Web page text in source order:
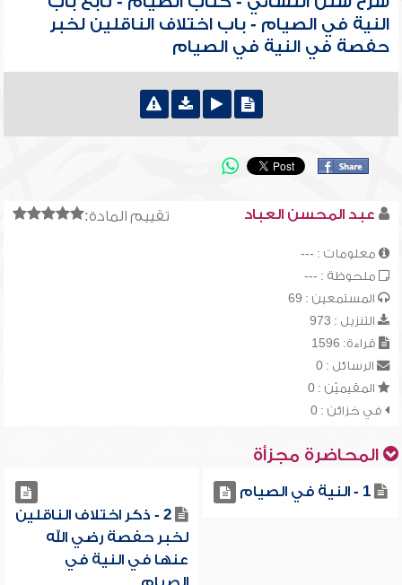
النية في الصيام - باب اختلاف الناقلين لخبر
حفصة في النية في الصيام
تقييم المادة: عبد المحسن العباد
معلومات : ---
ملحوظة : ---
المستمعين : 69
التنزيل : 973
قراءة: 1596
الرسائل : 0
المقيميّن : 0
في خزائن : 0
المحاضرة مجزأة
1 - النية في الصيام
2 - ذكر اختلاف الناقلين
لخبر حفصة رضي الله
عنها في النية في